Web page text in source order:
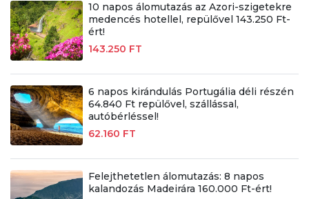
10 napos álomutazás az Azori-szigetekre
medencés hotellel, repülővel 143.250 Ft-
ért!
143.250 FT
6 napos kirándulás Portugália déli részén
64.840 Ft repülővel, szállással,
autóbérléssel!
62.160 FT
Felejthetetlen álomutazás: 8 napos
kalandozás Madeirára 160.000 Ft-ért!